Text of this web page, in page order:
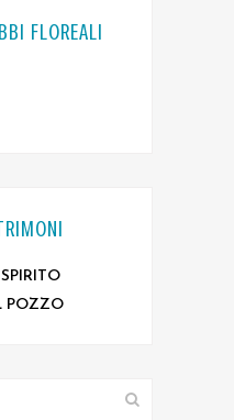
FLOREALI
POZZO